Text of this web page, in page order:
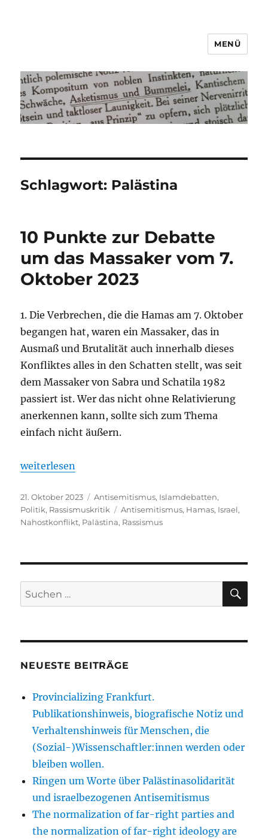
Asketismus und Bummelei
MENÜ
Schlagwort: Palästina
10 Punkte zur Debatte
um das Massaker vom 7.
Oktober 2023
1. Die Verbrechen, die die Hamas am 7. Oktober
begangen hat, waren ein Massaker, das in
Ausmaß und Brutalität auch innerhalb dieses
Konfliktes alles in den Schatten stellt, was seit
dem Massaker von Sabra und Schatila 1982
passiert ist. Wer das nicht ohne Relativierung
anerkennen kann, sollte sich zum Thema
einfach nicht äußern.
„10 Punkte zur Debatte um das Massaker vom 7.
weiterlesen
Veröffentlicht
am
21. Oktober 2023 Kategorien
Antisemitismus, Islamdebatten,
Politik, Rassismuskritik Schlagwörter
Antisemitismus, Hamas, Israel,
Nahostkonflikt, Palästina, Rassismus
Suche
nach:
NEUESTE BEITRÄGE
Provincializing Frankfurt.
Publikationshinweis, biografische Notiz und
Verhaltenshinweis für Menschen, die
(Sozial-)Wissenschaftler:innen werden oder
bleiben wollen.
Ringen um Worte über Palästinasolidarität
und israelbezogenen Antisemitismus
The normalization of far-right parties and
the normalization of far-right ideology are